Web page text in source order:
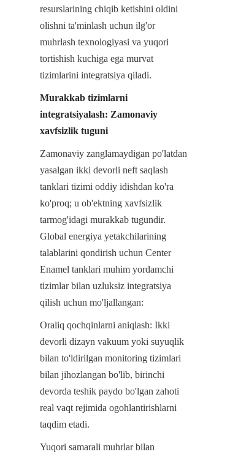
resurslarining chiqib ketishini oldini
olishni ta'minlash uchun ilg'or
muhrlash texnologiyasi va yuqori
tortishish kuchiga ega murvat
tizimlarini integratsiya qiladi.
Murakkab tizimlarni
integratsiyalash: Zamonaviy
xavfsizlik tuguni
Zamonaviy zanglamaydigan po'latdan
yasalgan ikki devorli neft saqlash
tanklari tizimi oddiy idishdan ko'ra
ko'proq; u ob'ektning xavfsizlik
tarmog'idagi murakkab tugundir.
Global energiya yetakchilarining
talablarini qondirish uchun Center
Enamel tanklari muhim yordamchi
tizimlar bilan uzluksiz integratsiya
qilish uchun mo'ljallangan:
Oraliq qochqinlarni aniqlash: Ikki
devorli dizayn vakuum yoki suyuqlik
bilan to'ldirilgan monitoring tizimlari
bilan jihozlangan bo'lib, birinchi
devorda teshik paydo bo'lgan zahoti
real vaqt rejimida ogohlantirishlarni
taqdim etadi.
Yuqori samarali muhrlar bilan